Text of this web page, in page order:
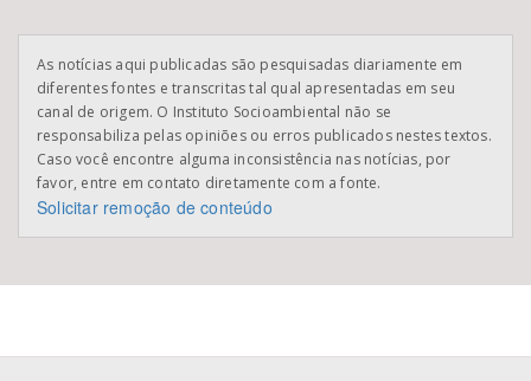
As notícias aqui publicadas são pesquisadas diariamente em
diferentes fontes e transcritas tal qual apresentadas em seu
canal de origem. O Instituto Socioambiental não se
responsabiliza pelas opiniões ou erros publicados nestes textos.
Caso você encontre alguma inconsistência nas notícias, por
favor, entre em contato diretamente com a fonte.
Solicitar remoção de conteúdo